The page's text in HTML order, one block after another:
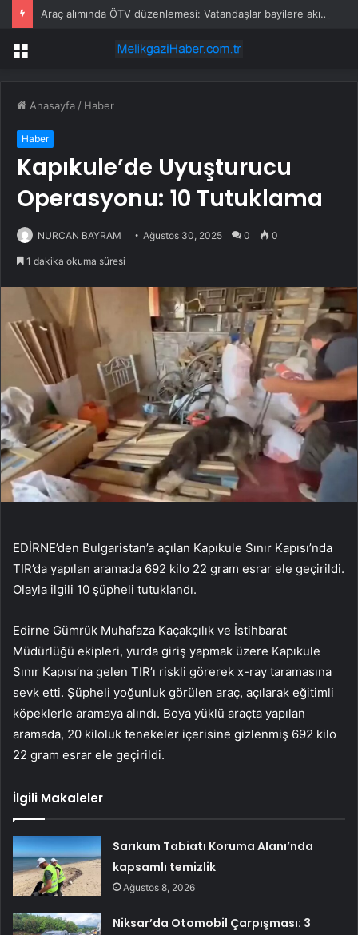
Araç alımında ÖTV düzenlemesi: Vatandaşlar bayilere akın etti
Menü
Anasayfa / Haber
Haber
Kapıkule’de Uyuşturucu
Operasyonu: 10 Tutuklama
NURCAN BAYRAM Ağustos 30, 2025 0 0
1 dakika okuma süresi
EDİRNE’den Bulgaristan’a açılan Kapıkule Sınır Kapısı’nda
TIR’da yapılan aramada 692 kilo 22 gram esrar ele geçirildi.
Olayla ilgili 10 şüpheli tutuklandı.
Edirne Gümrük Muhafaza Kaçakçılık ve İstihbarat
Müdürlüğü ekipleri, yurda giriş yapmak üzere Kapıkule
Sınır Kapısı’na gelen TIR’ı riskli görerek x-ray taramasına
sevk etti. Şüpheli yoğunluk görülen araç, açılarak eğitimli
köpeklerle aramaya alındı. Boya yüklü araçta yapılan
aramada, 20 kiloluk tenekeler içerisine gizlenmiş 692 kilo
22 gram esrar ele geçirildi.
İlgili Makaleler
Sarıkum Tabiatı Koruma Alanı’nda
kapsamlı temizlik
Ağustos 8, 2026
Niksar’da Otomobil Çarpışması: 3